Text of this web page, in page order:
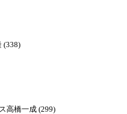
(338)
高橋一成 (299)